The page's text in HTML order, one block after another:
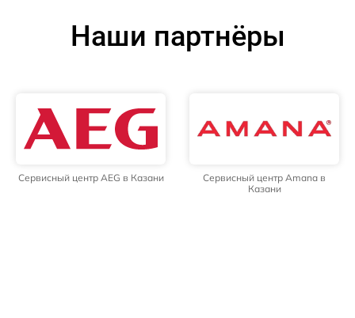
Наши партнёры
Сервисный центр AEG в Казани
Сервисный центр Amana в
Казани